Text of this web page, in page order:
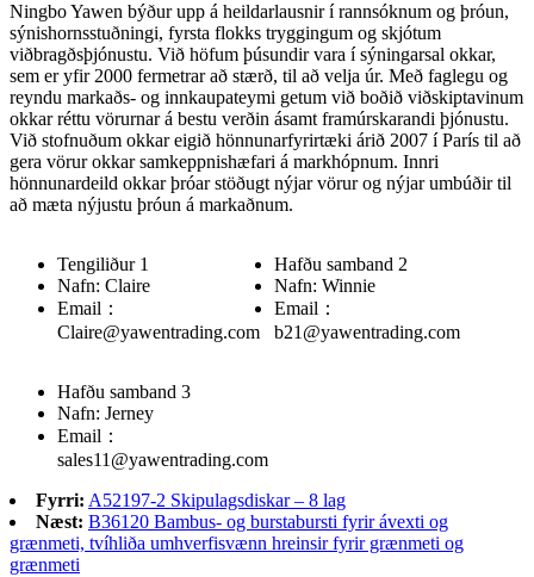
Ningbo Yawen býður upp á heildarlausnir í rannsóknum og þróun,
sýnishornsstuðningi, fyrsta flokks tryggingum og skjótum
viðbragðsþjónustu. Við höfum þúsundir vara í sýningarsal okkar,
sem er yfir 2000 fermetrar að stærð, til að velja úr. Með faglegu og
reyndu markaðs- og innkaupateymi getum við boðið viðskiptavinum
okkar réttu vörurnar á bestu verðin ásamt framúrskarandi þjónustu.
Við stofnuðum okkar eigið hönnunarfyrirtæki árið 2007 í París til að
gera vörur okkar samkeppnishæfari á markhópnum. Innri
hönnunardeild okkar þróar stöðugt nýjar vörur og nýjar umbúðir til
að mæta nýjustu þróun á markaðnum.
Tengiliður 1
Nafn: Claire
Email：
Claire@yawentrading.com
Hafðu samband 2
Nafn: Winnie
Email：
b21@yawentrading.com
Hafðu samband 3
Nafn: Jerney
Email：
sales11@yawentrading.com
Fyrri: A52197-2 Skipulagsdiskar – 8 lag
Næst: B36120 Bambus- og burstabursti fyrir ávexti og
grænmeti, tvíhliða umhverfisvænn hreinsir fyrir grænmeti og
grænmeti